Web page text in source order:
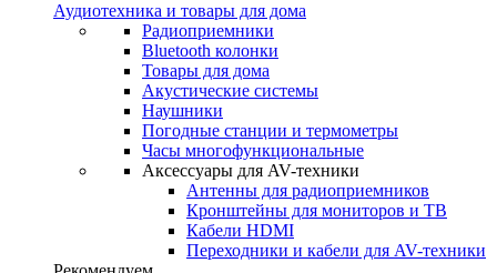
Аудиотехника и товары для дома
Радиоприемники
Bluetooth колонки
Товары для дома
Акустические системы
Наушники
Погодные станции и термометры
Часы многофункциональные
Аксессуары для AV-техники
Антенны для радиоприемников
Кронштейны для мониторов и ТВ
Кабели HDMI
Переходники и кабели для AV-техники